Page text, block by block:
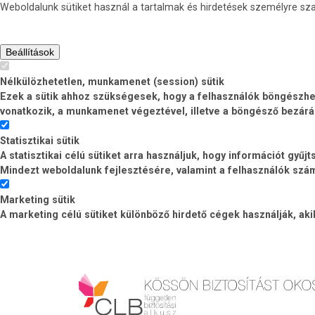
Weboldalunk sütiket használ a tartalmak és hirdetések személyre
Beállítások
Nélkülözhetetlen, munkamenet (session) sütik
Ezek a sütik ahhoz szükségesek, hogy a felhasználók
vonatkozik, a munkamenet végeztével, illetve a böngésző
Statisztikai sütik
A statisztikai célú sütiket arra használjuk, hogy információt
Mindezt weboldalunk fejlesztésére, valamint a felhasználók
Marketing sütik
A marketing célú sütiket különböző hirdető cégek használják,